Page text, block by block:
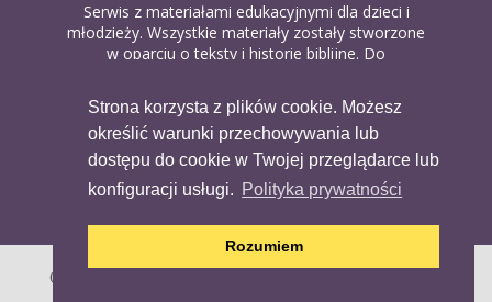
Strona korzysta z plików cookie. Możesz
określić warunki przechowywania lub
dostępu do cookie w Twojej przeglądarce lub
konfiguracji usługi. Polityka prywatności
Rozumiem
Serwis z materiałami edukacyjnymi dla dzieci i
młodzieży. Wszystkie materiały zostały stworzone
w oparciu o teksty i historie biblijne. Do
biblijnych. Można je pobierać, drukować i
udostępniać bez żadnych opłat. Materiałów
dostępnych na serwisie nie można wykorzystywać
w celach komercyjnych.
Copyright (c) 2020 Copyright Holder All Rights Reserved.